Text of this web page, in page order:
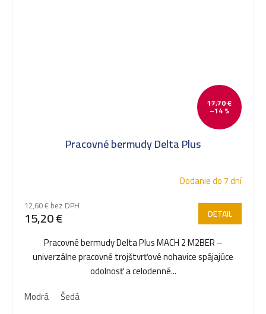
17,70 €
–14 %
Pracovné bermudy Delta Plus
Dodanie do 7 dní
12,60 € bez DPH
15,20 € DETAIL
Pracovné bermudy Delta Plus MACH 2 M2BER –
univerzálne pracovné trojštvrťové nohavice spájajúce
odolnosť a celodenné...
Modrá
Šedá